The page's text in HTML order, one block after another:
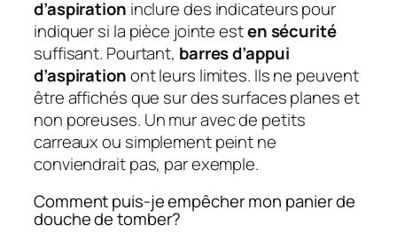
d’aspiration inclure des indicateurs pour
indiquer si la pièce jointe esten sécurité
suffisant. Pourtant, barres d’appui
d’aspirationont leurs limites. Ils ne peuvent
être affichés que sur des surfaces planes et
non poreuses. Un mur avec de petits
carreaux ou simplement peint ne
conviendrait pas, par exemple.
Comment puis-je empêcher mon panier de
douche de tomber?